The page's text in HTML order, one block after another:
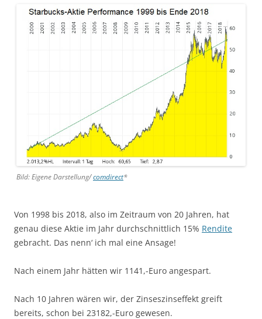
Bild: Eigene Darstellung/comdirect*
Von 1998 bis 2018, also im Zeitraum von 20 Jahren, hat
genau diese Aktie im Jahr durchschnittlich 15% Rendite
gebracht. Das nenn‘ ich mal eine Ansage!
Nach einem Jahr hätten wir 1141,-Euro angespart.
Nach 10 Jahren wären wir, der Zinseszinseffekt greift
bereits, schon bei 23182,-Euro gewesen.